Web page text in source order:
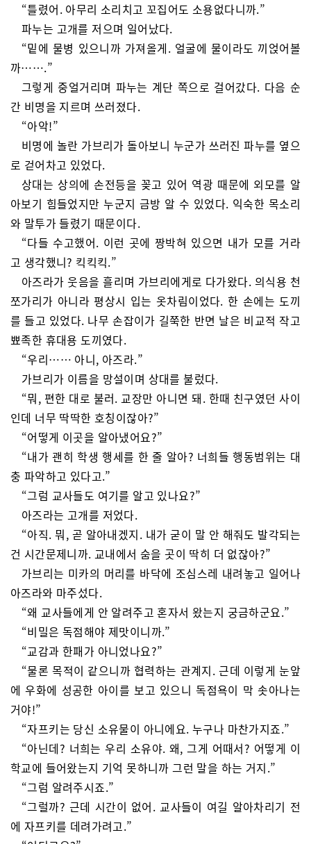
“틀렸어. 아무리 소리치고 꼬집어도 소용없다니까.”
파누는 고개를 저으며 일어났다.
“밑에 물병 있으니까 가져올게. 얼굴에 물이라도 끼얹어볼
까…….”
그렇게 중얼거리며 파누는 계단 쪽으로 걸어갔다. 다음 순
간 비명을 지르며 쓰러졌다.
“아악!”
비명에 놀란 가브리가 돌아보니 누군가 쓰러진 파누를 옆으
로 걷어차고 있었다.
상대는 상의에 손전등을 꽂고 있어 역광 때문에 외모를 알
아보기 힘들었지만 누군지 금방 알 수 있었다. 익숙한 목소리
와 말투가 들렸기 때문이다.
“다들 수고했어. 이런 곳에 짱박혀 있으면 내가 모를 거라
고 생각했니? 킥킥킥.”
아즈라가 웃음을 흘리며 가브리에게로 다가왔다. 의식용 천
쪼가리가 아니라 평상시 입는 옷차림이었다. 한 손에는 도끼
를 들고 있었다. 나무 손잡이가 길쭉한 반면 날은 비교적 작고
뾰족한 휴대용 도끼였다.
“우리…… 아니, 아즈라.”
가브리가 이름을 망설이며 상대를 불렀다.
“뭐, 편한 대로 불러. 교장만 아니면 돼. 한때 친구였던 사이
인데 너무 딱딱한 호칭이잖아?”
“어떻게 이곳을 알아냈어요?”
“내가 괜히 학생 행세를 한 줄 알아? 너희들 행동범위는 대
충 파악하고 있다고.”
“그럼 교사들도 여기를 알고 있나요?”
아즈라는 고개를 저었다.
“아직. 뭐, 곧 알아내겠지. 내가 굳이 말 안 해줘도 발각되는
건 시간문제니까. 교내에서 숨을 곳이 딱히 더 없잖아?”
가브리는 미카의 머리를 바닥에 조심스레 내려놓고 일어나
아즈라와 마주섰다.
“왜 교사들에게 안 알려주고 혼자서 왔는지 궁금하군요.”
“비밀은 독점해야 제맛이니까.”
“교감과 한패가 아니었나요?”
“물론 목적이 같으니까 협력하는 관계지. 근데 이렇게 눈앞
에 우화에 성공한 아이를 보고 있으니 독점욕이 막 솟아나는
거야!”
“자프키는 당신 소유물이 아니에요. 누구나 마찬가지죠.”
“아닌데? 너희는 우리 소유야. 왜, 그게 어때서? 어떻게 이
학교에 들어왔는지 기억 못하니까 그런 말을 하는 거지.”
“그럼 알려주시죠.”
“그럴까? 근데 시간이 없어. 교사들이 여길 알아차리기 전
에 자프키를 데려가려고.”